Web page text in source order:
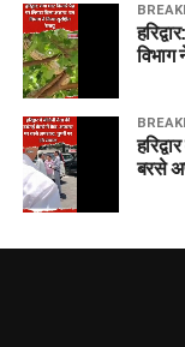
विभाग
बरसे